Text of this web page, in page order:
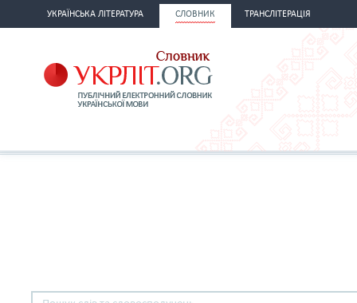
УКРАЇНСЬКА ЛІТЕРАТУРА СЛОВНИК ТРАНСЛІТЕРАЦІЯ